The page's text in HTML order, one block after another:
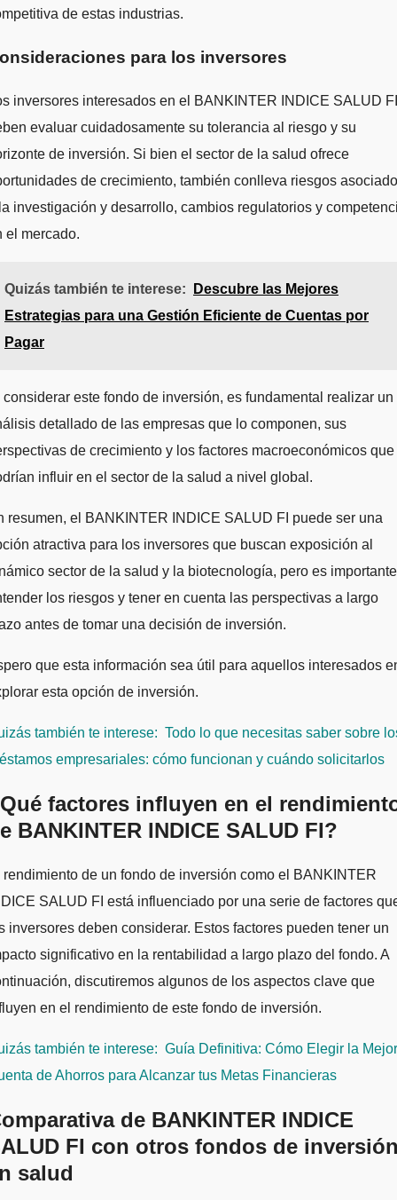
de estas industrias.
para los inversores
inversores interesados en el BANKINTER INDICE SALUD FI
evaluar cuidadosamente su tolerancia al riesgo y su
de inversión. Si bien el sector de la salud ofrece
de crecimiento, también conlleva riesgos
investigación y desarrollo, cambios regulatorios y
el mercado.
Quizás también te interese:
Descubre las Mejores
Estrategias para una Gestión Eficiente de Cuentas por
Pagar
considerar este fondo de inversión, es fundamental realizar un
detallado de las empresas que lo componen, sus
de crecimiento y los factores macroeconómicos que
influir en el sector de la salud a nivel global.
resumen, el BANKINTER INDICE SALUD FI puede ser una
atractiva para los inversores que buscan exposición al
sector de la salud y la biotecnología, pero es importante
los riesgos y tener en cuenta las perspectivas a largo
antes de tomar una decisión de inversión.
que esta información sea útil para aquellos interesados
esta opción de inversión.
también te interese: Todo lo que necesitas saber sobre
empresariales: cómo funcionan y cuándo solicitarlos
factores influyen en el
BANKINTER INDICE SALUD FI?
rendimiento de un fondo de inversión como el BANKINTER
SALUD FI está influenciado por una serie de factores
inversores deben considerar. Estos factores pueden tener un
significativo en la rentabilidad a largo plazo del fondo. A
discutiremos algunos de los aspectos clave que
en el rendimiento de este fondo de inversión.
también te interese: Guía Definitiva: Cómo Elegir la Mejor
de Ahorros para Alcanzar tus Metas Financieras
de BANKINTER INDICE
FI con otros fondos de
salud